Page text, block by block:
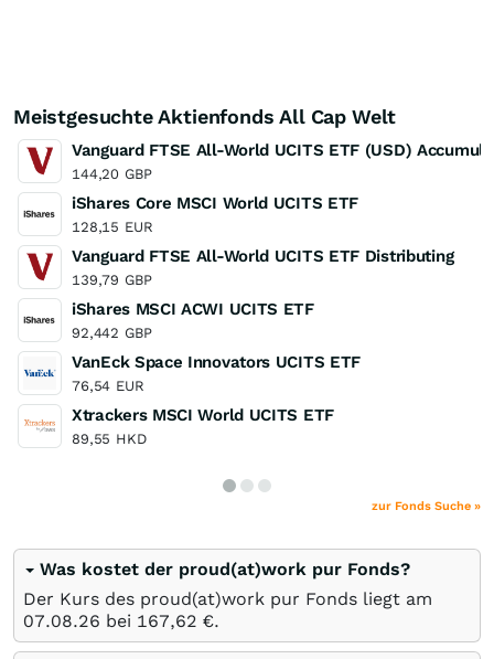
Meistgesuchte Aktienfonds All Cap Welt
Vanguard FTSE All-World UCITS ETF (USD)
144,20 GBP
iShares Core MSCI World UCITS ETF
128,15 EUR
Vanguard FTSE All-World UCITS ETF Distributing
139,79 GBP
iShares MSCI ACWI UCITS ETF
92,442 GBP
VanEck Space Innovators UCITS ETF
76,54 EUR
Xtrackers MSCI World UCITS ETF
89,55 HKD
zur Fonds Suche »
Was kostet der proud(at)work pur Fonds?
Der Kurs des proud(at)work pur Fonds liegt am
07.08.26 bei 167,62 €.